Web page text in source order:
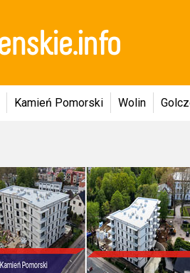
Kamień Pomorski Wolin